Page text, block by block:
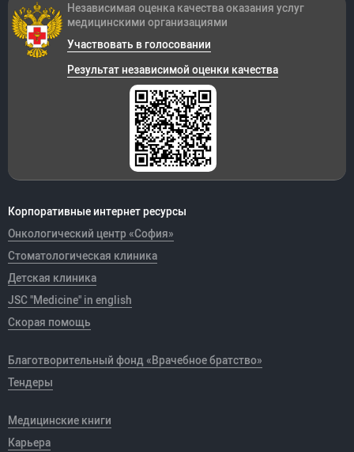
Корпоративные интернет ресурсы
Онкологический центр «София»
Стоматологическая клиника
Детская клиника
JSC "Medicine" in english
Скорая помощь
Благотворительный фонд «Врачебное братство»
Тендеры
Медицинские книги
Карьера
Независимая оценка качества оказания услуг
медицинскими организациями
Участвовать в голосовании
Результат независимой оценки качества